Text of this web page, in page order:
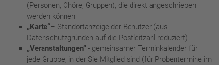
(Personen, Chöre, Gruppen), die direkt angeschrieben
werden können
„Karte“– Standortanzeige der Benutzer (aus
Datenschutzgründen auf die Postleitzahl reduziert)
„Veranstaltungen“ - gemeinsamer Terminkalender für
jede Gruppe, in der Sie Mitglied sind (für Probentermine im